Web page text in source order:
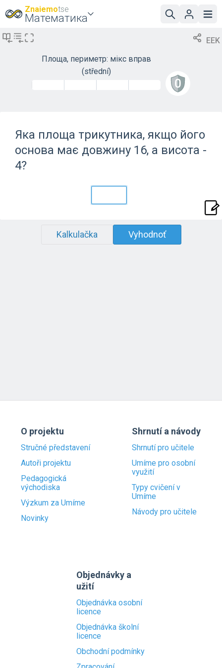
Znaiemotse
Математика
EEK
Площа, периметр: мікс вправ
(střední)
Яка площа трикутника, якщо його
основа має довжину 16, а висота -
4?
Kalkulačka Vyhodnoť
O projektu
Stručné představení
Autoři projektu
Pedagogická
východiska
Výzkum za Umíme
Novinky
Shrnutí a návody
Shrnutí pro učitele
Umíme pro osobní
využití
Typy cvičení v
Umíme
Návody pro učitele
Objednávky a
užití
Objednávka osobní
licence
Objednávka školní
licence
Obchodní podmínky